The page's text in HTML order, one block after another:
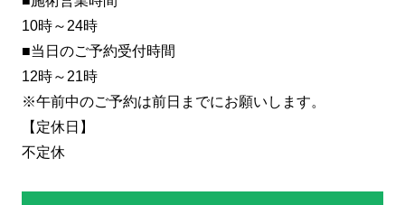
10時～24時
■当日のご予約受付時間
12時～21時
※午前中のご予約は前日までにお願いします。
【定休日】
不定休